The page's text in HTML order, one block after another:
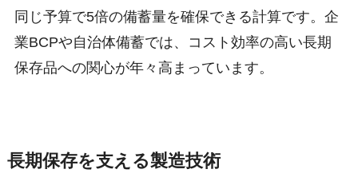
同じ予算で5倍の備蓄量を確保できる計算です。企
業BCPや自治体備蓄では、コスト効率の高い長期
保存品への関心が年々高まっています。
長期保存を支える製造技術